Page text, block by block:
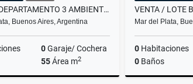
VENTA / DEPARTAMENTO 3 AMBIENTES LATERAL / MAR DEL PLATA
Buenos Aires, Argentina
0Garaje/ Cochera
55Área m2
Mar del Plata,
0 Habitaciones
0 Baños